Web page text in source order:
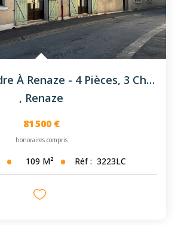
Maison À Vendre À Renaze - 4 Pièces, 3 Chambres
, Renaze
81 500 €
honoraires compris
109 M² Réf : 3223LC